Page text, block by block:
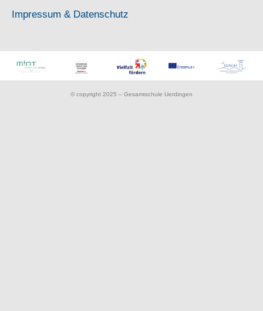
Impressum & Datenschutz
© copyright 2025 – Gesamtschule Uerdingen